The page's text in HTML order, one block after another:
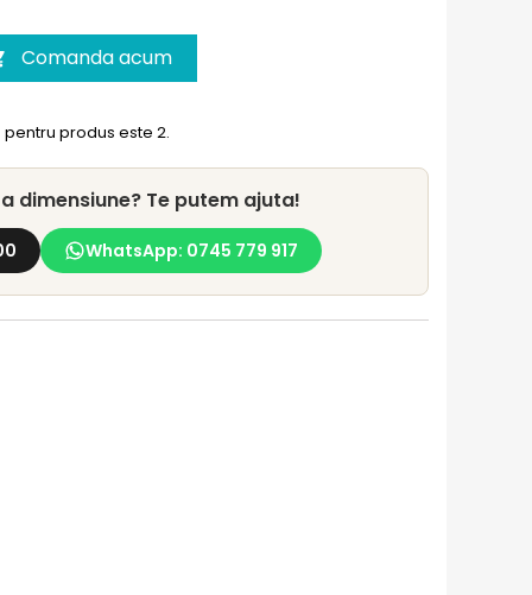
Comanda acum
produs este 2.
dimensiune? Te putem ajuta!
WhatsApp: 0745 779 917